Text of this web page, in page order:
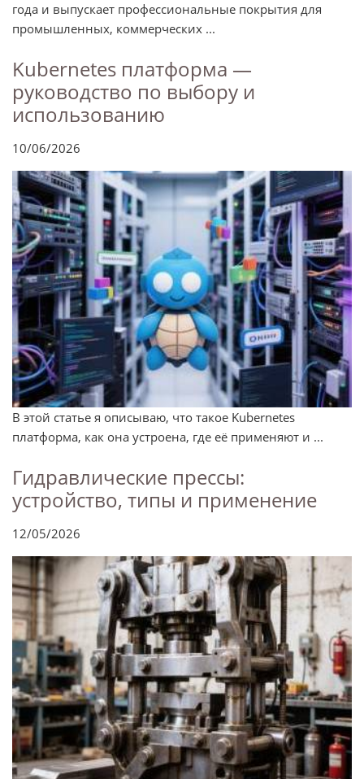
года и выпускает профессиональные покрытия для
промышленных, коммерческих ...
Kubernetes платформа —
руководство по выбору и
использованию
10/06/2026
В этой статье я описываю, что такое Kubernetes
платформа, как она устроена, где её применяют и ...
Гидравлические прессы:
устройство, типы и применение
12/05/2026